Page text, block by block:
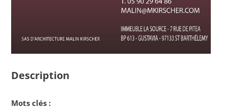
Description
Mots clés :